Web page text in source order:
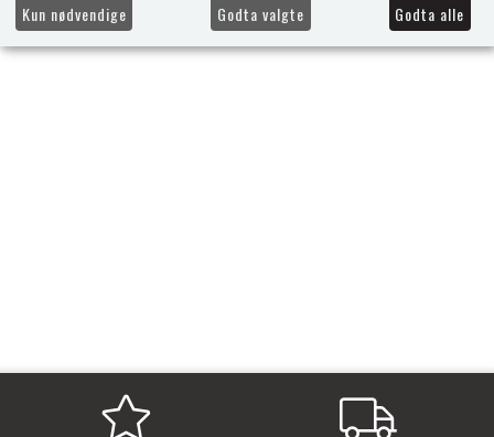
Kun nødvendige Godta valgte Godta alle